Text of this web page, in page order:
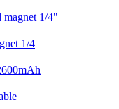
1/4"
1/4